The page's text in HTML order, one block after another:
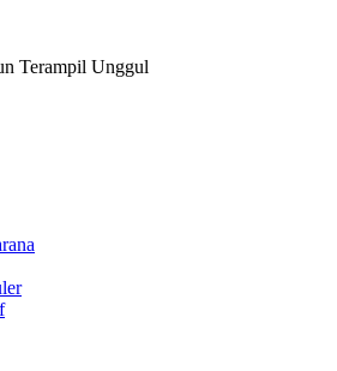
Terampil Unggul